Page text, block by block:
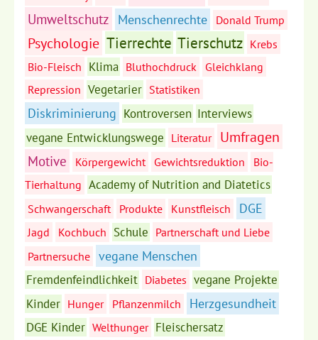
Umweltschutz Menschenrechte Donald Trump
Psychologie Tierrechte Tierschutz Krebs
Bio-Fleisch Klima Bluthochdruck
Gleichklang
Repression Vegetarier Statistiken
Diskriminierung Kontroversen Interviews
vegane Entwicklungswege Literatur Umfragen
Motive Körpergewicht Gewichtsreduktion
Bio-
Tierhaltung Academy of Nutrition and Diatetics
Schwangerschaft Produkte Kunstfleisch DGE
Jagd Kochbuch Schule Partnerschaft und Liebe
Partnersuche vegane Menschen
Fremdenfeindlichkeit Diabetes vegane Projekte
Kinder Hunger Pflanzenmilch Herzgesundheit
DGE Kinder Welthunger Fleischersatz